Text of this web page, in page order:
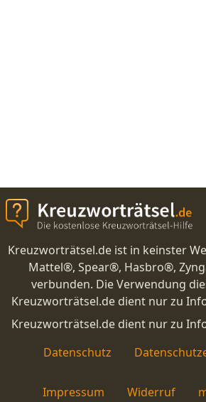
Kreuzworträtsel.de ist in keinster
Mattel®, Spear®, Hasbro®,
verbunden. Die Verwendung
Kreuzworträtsel.de dient nur zu
Kreuzworträtsel.de dient nur zu
Datenschutz
Impressum Widerruf